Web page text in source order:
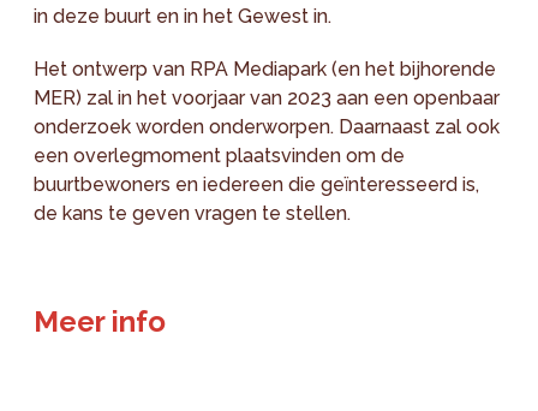
in deze buurt en in het Gewest in.
Het ontwerp van RPA Mediapark (en het bijhorende
MER) zal in het voorjaar van 2023 aan een openbaar
onderzoek worden onderworpen. Daarnaast zal ook
een overlegmoment plaatsvinden om de
buurtbewoners en iedereen die geïnteresseerd is,
de kans te geven vragen te stellen.
Meer info